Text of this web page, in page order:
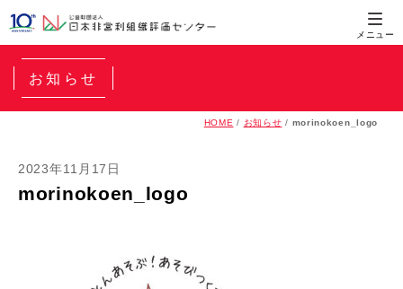
お知らせ
HOME / お知らせ / morinokoen_logo
2023年11月17日
morinokoen_logo